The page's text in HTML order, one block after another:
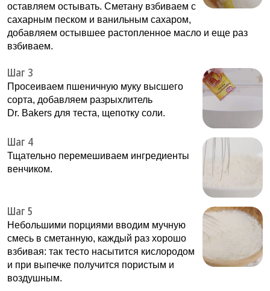
оставляем остывать. Сметану взбиваем с
сахарным песком и ванильным сахаром,
добавляем остывшее растопленное масло и еще раз
взбиваем.
Шаг 3
Просеиваем пшеничную муку высшего
сорта, добавляем разрыхлитель
Dr. Bakers для теста, щепотку соли.
Шаг 4
Тщательно перемешиваем ингредиенты
венчиком.
Шаг 5
Небольшими порциями вводим мучную
смесь в сметанную, каждый раз хорошо
взбивая: так тесто насытится кислородом
и при выпечке получится пористым и
воздушным.